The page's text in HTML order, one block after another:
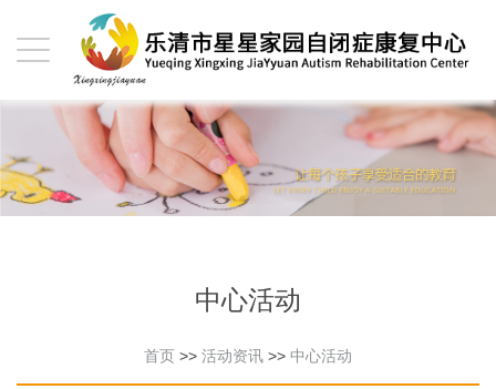
中心活动
首页 >> 活动资讯 >> 中心活动